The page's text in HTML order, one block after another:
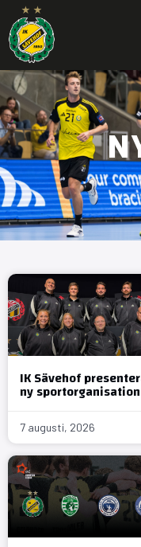
IK Sävehof
ny sportorganisation
7 augusti, 2026